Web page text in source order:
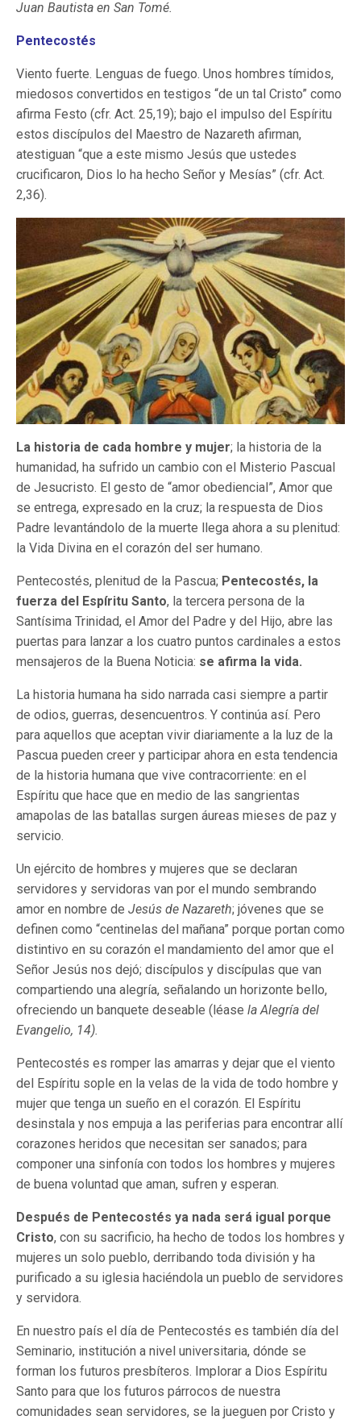
Juan Bautista en San Tomé.
Pentecostés
Viento fuerte. Lenguas de fuego. Unos hombres tímidos,
miedosos convertidos en testigos “de un tal Cristo” como
afirma Festo (cfr. Act. 25,19); bajo el impulso del Espíritu
estos discípulos del Maestro de Nazareth afirman,
atestiguan “que a este mismo Jesús que ustedes
crucificaron, Dios lo ha hecho Señor y Mesías” (cfr. Act.
2,36).
La historia de cada hombre y mujer; la historia de la
humanidad, ha sufrido un cambio con el Misterio Pascual
de Jesucristo. El gesto de “amor obediencial”, Amor que
se entrega, expresado en la cruz; la respuesta de Dios
Padre levantándolo de la muerte llega ahora a su plenitud:
la Vida Divina en el corazón del ser humano.
Pentecostés, plenitud de la Pascua; Pentecostés, la
fuerza del Espíritu Santo, la tercera persona de la
Santísima Trinidad, el Amor del Padre y del Hijo, abre las
puertas para lanzar a los cuatro puntos cardinales a estos
mensajeros de la Buena Noticia: se afirma la vida.
La historia humana ha sido narrada casi siempre a partir
de odios, guerras, desencuentros. Y continúa así. Pero
para aquellos que aceptan vivir diariamente a la luz de la
Pascua pueden creer y participar ahora en esta tendencia
de la historia humana que vive contracorriente: en el
Espíritu que hace que en medio de las sangrientas
amapolas de las batallas surgen áureas mieses de paz y
servicio.
Un ejército de hombres y mujeres que se declaran
servidores y servidoras van por el mundo sembrando
amor en nombre de Jesús de Nazareth; jóvenes que se
definen como “centinelas del mañana” porque portan como
distintivo en su corazón el mandamiento del amor que el
Señor Jesús nos dejó; discípulos y discípulas que van
compartiendo una alegría, señalando un horizonte bello,
ofreciendo un banquete deseable (léase la Alegría del
Evangelio, 14).
Pentecostés es romper las amarras y dejar que el viento
del Espíritu sople en la velas de la vida de todo hombre y
mujer que tenga un sueño en el corazón. El Espíritu
desinstala y nos empuja a las periferias para encontrar allí
corazones heridos que necesitan ser sanados; para
componer una sinfonía con todos los hombres y mujeres
de buena voluntad que aman, sufren y esperan.
Después de Pentecostés ya nada será igual porque
Cristo, con su sacrificio, ha hecho de todos los hombres y
mujeres un solo pueblo, derribando toda división y ha
purificado a su iglesia haciéndola un pueblo de servidores
y servidora.
En nuestro país el día de Pentecostés es también día del
Seminario, institución a nivel universitaria, dónde se
forman los futuros presbíteros. Implorar a Dios Espíritu
Santo para que los futuros párrocos de nuestra
comunidades sean servidores, se la jueguen por Cristo y